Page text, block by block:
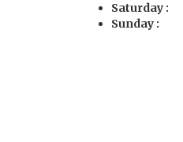
Saturday :
Sunday :